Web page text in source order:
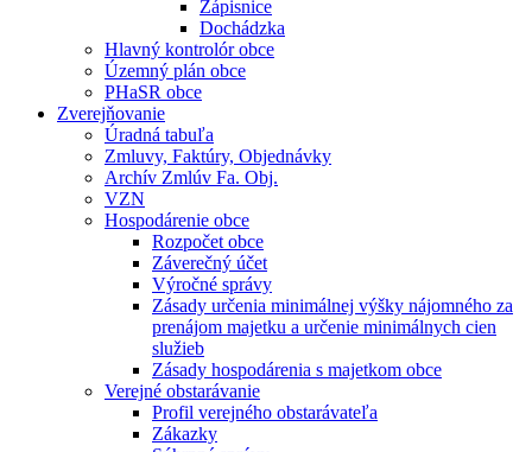
Zápisnice
Dochádzka
Hlavný kontrolór obce
Územný plán obce
PHaSR obce
Zverejňovanie
Úradná tabuľa
Zmluvy, Faktúry, Objednávky
Archív Zmlúv Fa. Obj.
VZN
Hospodárenie obce
Rozpočet obce
Záverečný účet
Výročné správy
Zásady určenia minimálnej výšky nájomného za
prenájom majetku a určenie minimálnych cien
služieb
Zásady hospodárenia s majetkom obce
Verejné obstarávanie
Profil verejného obstarávateľa
Zákazky